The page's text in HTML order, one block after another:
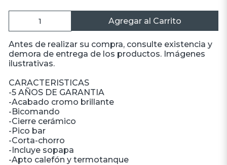
Agregar al Carrito
Antes de realizar su compra, consulte existencia y
demora de entrega de los productos. Imágenes
ilustrativas.
CARACTERISTICAS
-5 AÑOS DE GARANTIA
-Acabado cromo brillante
-Bicomando
-Cierre cerámico
-Pico bar
-Corta-chorro
-Incluye sopapa
-Apto calefón y termotanque